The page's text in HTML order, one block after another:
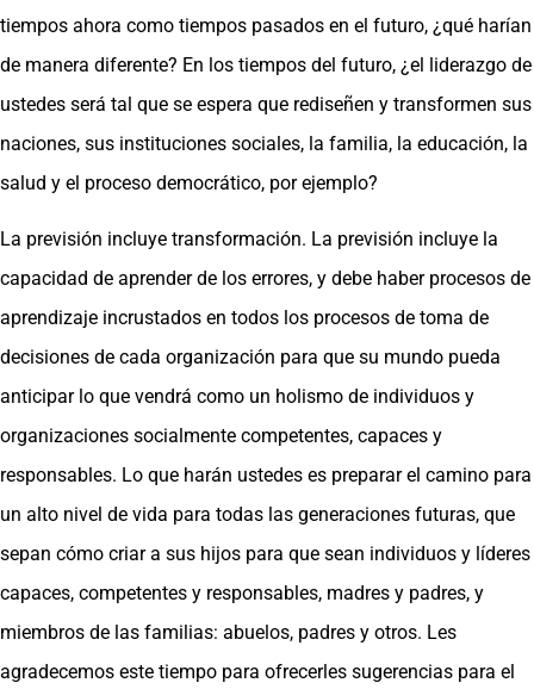
tiempos ahora como tiempos pasados en el futuro, ¿qué harían
de manera diferente? En los tiempos del futuro, ¿el liderazgo de
ustedes será tal que se espera que rediseñen y transformen sus
naciones, sus instituciones sociales, la familia, la educación, la
salud y el proceso democrático, por ejemplo?
La previsión incluye transformación. La previsión incluye la
capacidad de aprender de los errores, y debe haber procesos de
aprendizaje incrustados en todos los procesos de toma de
decisiones de cada organización para que su mundo pueda
anticipar lo que vendrá como un holismo de individuos y
organizaciones socialmente competentes, capaces y
responsables. Lo que harán ustedes es preparar el camino para
un alto nivel de vida para todas las generaciones futuras, que
sepan cómo criar a sus hijos para que sean individuos y líderes
capaces, competentes y responsables, madres y padres, y
miembros de las familias: abuelos, padres y otros. Les
agradecemos este tiempo para ofrecerles sugerencias para el